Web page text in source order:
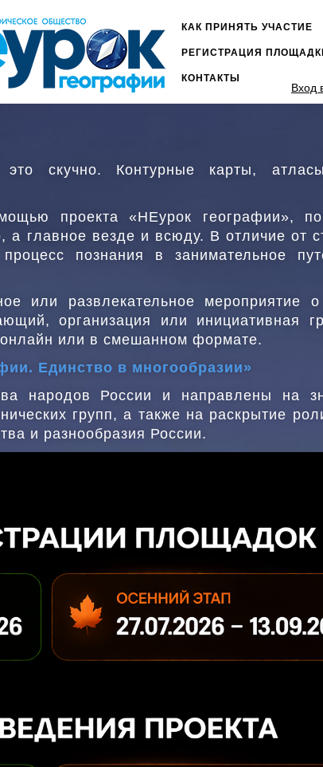
Вход
МЕНЮ
2
КАК ПРИНЯТЬ УЧАСТИЕ
РЕГИСТРАЦИЯ
КОНТАКТЫ
скучно. Контурные карты,
проекта «НЕурок географии»,
а главное везде и всюду. В отличие от
познания в занимательное
или развлекательное мероприятие
организация или инициативная
или в смешанном формате.
Единство в многообразии»
народов России и направлены на
групп, а также на раскрытие
и разнообразия России.